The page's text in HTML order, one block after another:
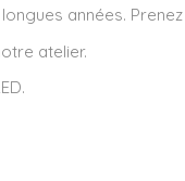
années.
atelier.